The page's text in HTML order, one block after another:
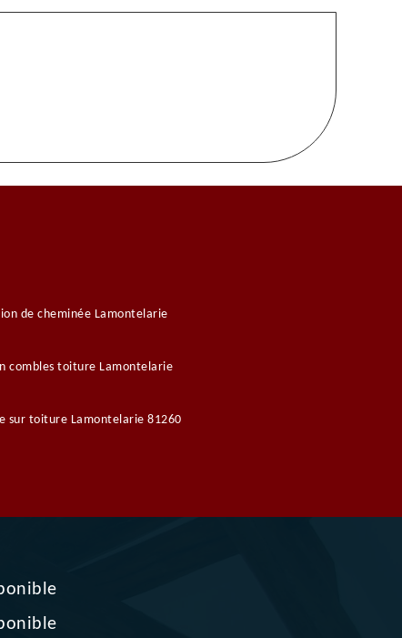
de cheminée Lamontelarie
combles toiture Lamontelarie
sur toiture Lamontelarie 81260